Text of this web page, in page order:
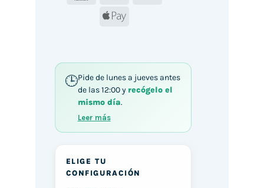
Apple
Pide de lunes a jueves antes
de las 12:00 y recógelo el
mismo día.
Leer más
ELIGE TU
CONFIGURACIÓN